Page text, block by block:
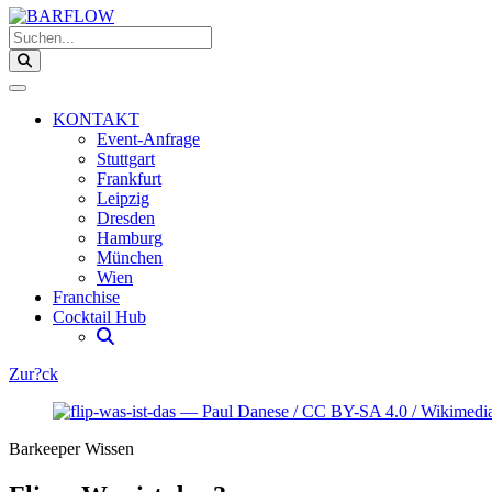
Suchen...
KONTAKT
Event-Anfrage
Stuttgart
Frankfurt
Leipzig
Dresden
Hamburg
München
Wien
Franchise
Cocktail Hub
Zur?ck
Barkeeper Wissen